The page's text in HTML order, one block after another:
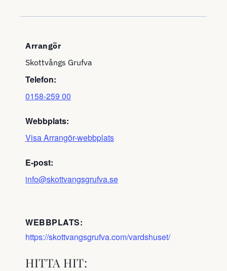
Arrangör
Skottvångs Grufva
Telefon:
0158-259 00
Webbplats:
Visa Arrangör-webbplats
E-post:
info@skottvangsgrufva.se
WEBBPLATS:
https://skottvangsgrufva.com/vardshuset/
HITTA HIT: